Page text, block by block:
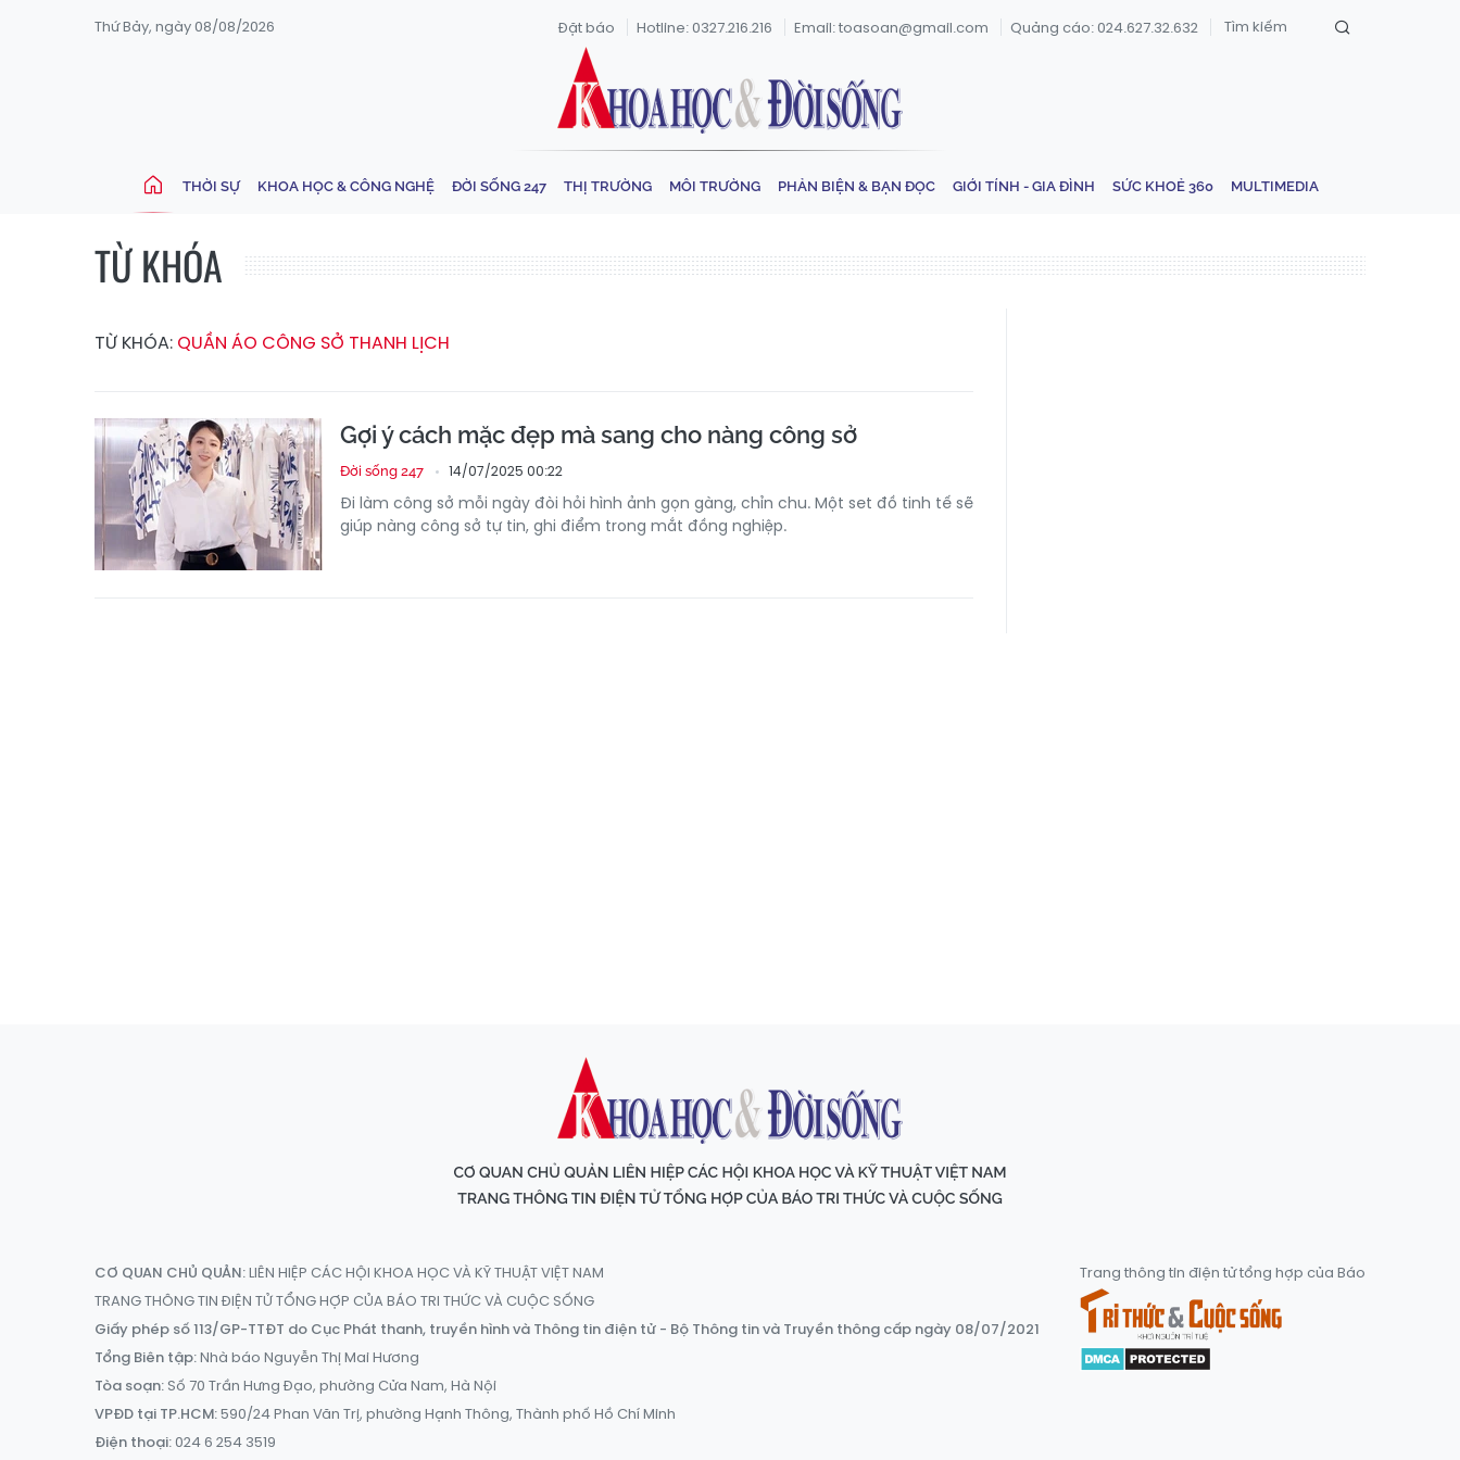
Thứ Bảy, ngày 08/08/2026 Đặt báo Hotline: 0327.216.216 Email: toasoan@gmail.com Quảng cáo: 024.627.32.632
THỜI SỰ KHOA HỌC & CÔNG NGHỆ ĐỜI SỐNG 247 THỊ TRƯỜNG MÔI TRƯỜNG PHẢN BIỆN & BẠN ĐỌC GIỚI TÍNH - GIA ĐÌNH SỨC KHOẺ 360 MULTIMEDIA
TỪ KHÓA
TỪ KHÓA: QUẦN ÁO CÔNG SỞ THANH LỊCH
Gợi ý cách mặc đẹp mà sang cho nàng công sở
Đời sống 247 14/07/2025 00:22
Đi làm công sở mỗi ngày đòi hỏi hình ảnh gọn gàng, chỉn chu. Một set đồ tinh tế sẽ
giúp nàng công sở tự tin, ghi điểm trong mắt đồng nghiệp.
CƠ QUAN CHỦ QUẢN:LIÊN HIỆP CÁC HỘI KHOA HỌC VÀ KỸ THUẬT VIỆT NAM
TRANG THÔNG TIN ĐIỆN TỬ TỔNG HỢP CỦA BÁO TRI THỨC VÀ CUỘC SỐNG
Giấy phép số 113/GP-TTĐT do Cục Phát thanh, truyền hình và Thông tin điện tử - Bộ Thông tin và Truyền thông cấp ngày 08/07/2021
Tổng Biên tập:Nhà báo Nguyễn Thị Mai Hương
Tòa soạn:Số 70 Trần Hưng Đạo, phường Cửa Nam, Hà Nội
VPĐD tại TP.HCM:590/24 Phan Văn Trị, phường Hạnh Thông, Thành phố Hồ Chí Minh
Điện thoại:024 6 254 3519
Trang thông tin điện tử tổng hợp của Báo